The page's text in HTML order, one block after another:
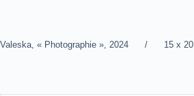
Valeska, « Photographie », 2024 / 15 x 20